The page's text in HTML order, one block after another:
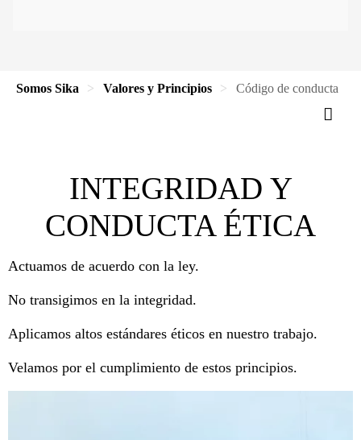
Somos Sika Valores y Principios Código de conducta
INTEGRIDAD Y
CONDUCTA ÉTICA
Actuamos de acuerdo con la ley.
No transigimos en la integridad.
Aplicamos altos estándares éticos en nuestro trabajo.
Velamos por el cumplimiento de estos principios.